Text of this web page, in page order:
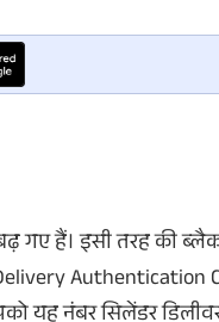
गए हैं। इसी तरह की
Authentication